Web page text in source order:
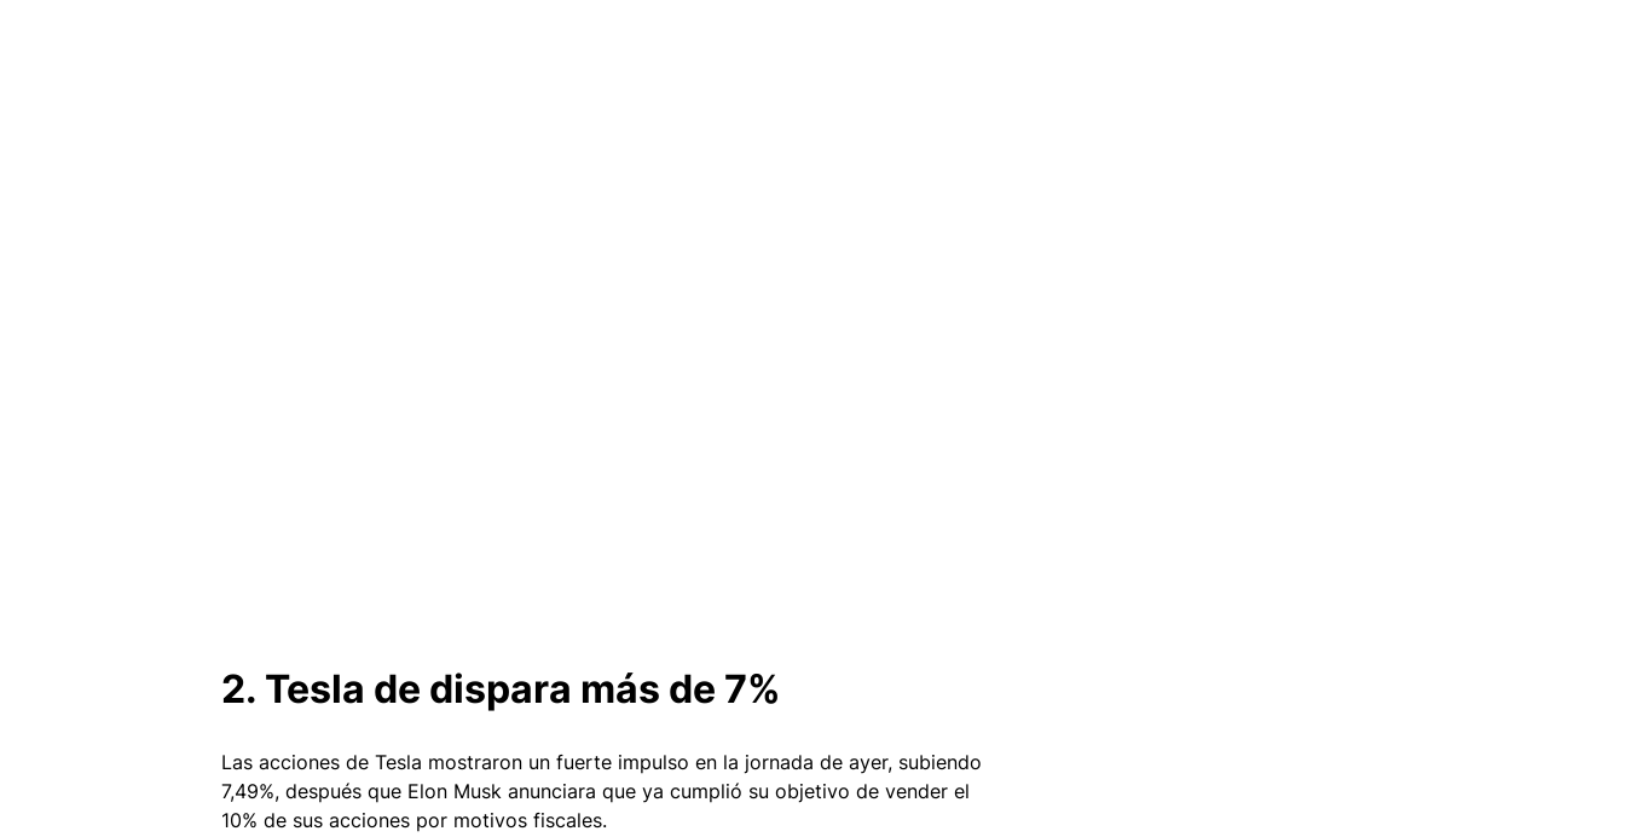
2. Tesla de dispara más de 7%
Las acciones de Tesla mostraron un fuerte impulso en la jornada de ayer, subiendo
7,49%, después que Elon Musk anunciara que ya cumplió su objetivo de vender el
10% de sus acciones por motivos fiscales.